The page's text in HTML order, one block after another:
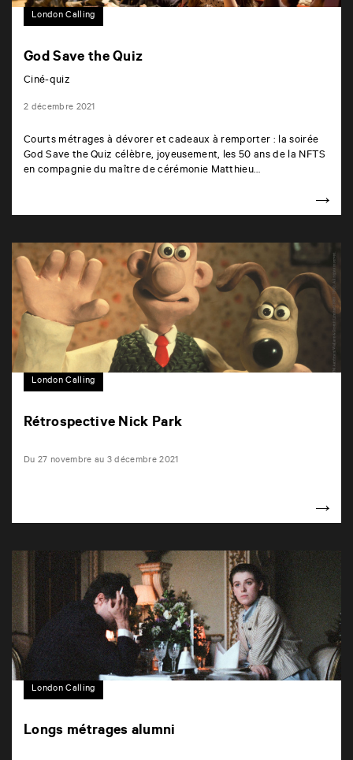
London Calling
God Save the Quiz
Ciné-quiz
2 décembre 2021
Courts métrages à dévorer et cadeaux à remporter : la soirée
God Save the Quiz célèbre, joyeusement, les 50 ans de la NFTS
en compagnie du maître de cérémonie Matthieu…
London Calling
Rétrospective Nick Park
Du 27 novembre au 3 décembre 2021
London Calling
Longs métrages alumni